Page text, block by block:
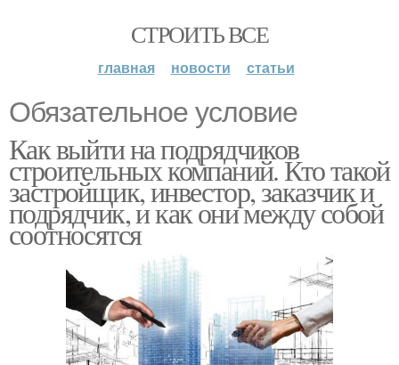
СТРОИТЬ ВСЕ
главная новости статьи
Обязательное условие
Как выйти на подрядчиков
строительных компаний. Кто такой
застройщик, инвестор, заказчик и
подрядчик, и как они между собой
соотносятся